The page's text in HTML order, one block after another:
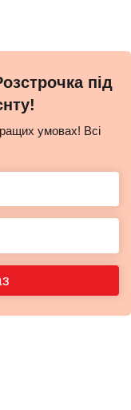
під
умовах! Всі